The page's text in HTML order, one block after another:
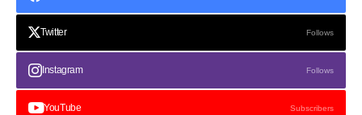
Twitter Follows
Instagram Follows
YouTube Subscribers